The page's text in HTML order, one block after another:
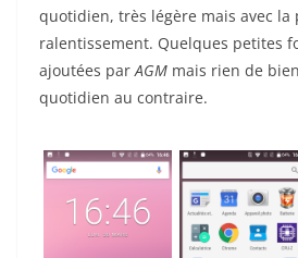
quotidien, très légère mais avec la
ralentissement. Quelques petites
ajoutées parAGM mais rien de
quotidien au contraire.